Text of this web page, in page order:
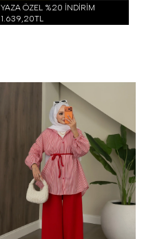
YAZA ÖZEL %20 İNDİRİM
1.639,20TL